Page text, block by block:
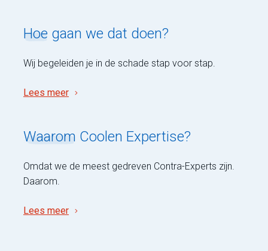
Hoe gaan we dat doen?
Wij begeleiden je in de schade stap voor stap.
Lees meer
Waarom Coolen Expertise?
Omdat we de meest gedreven Contra-Experts zijn.
Daarom.
Lees meer